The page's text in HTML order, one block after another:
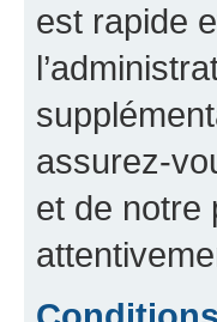
est rapide
assurez-
et de notre